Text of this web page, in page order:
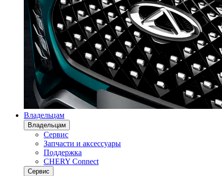
Владельцам
Владельцам
Сервис
Запчасти и аксессуары
Поддержка
CHERY Connect
Сервис